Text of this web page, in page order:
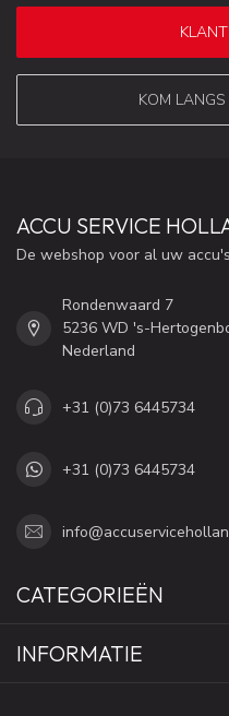
KOM
ACCU SERVICE
De webshop voor al uw accu's
Rondenwaard 7
5236 WD 's-
Nederland
+31 (0)73 6445734
+31 (0)73 6445734
CATEGORIEËN
INFORMATIE